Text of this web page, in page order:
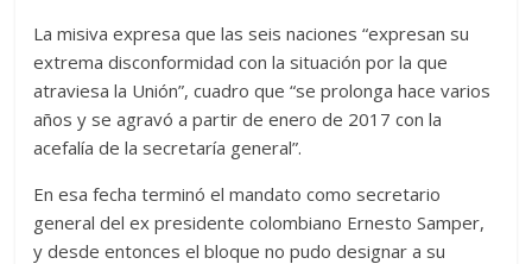
La misiva expresa que las seis naciones “expresan su
extrema disconformidad con la situación por la que
atraviesa la Unión”, cuadro que “se prolonga hace varios
años y se agravó a partir de enero de 2017 con la
acefalía de la secretaría general”.
En esa fecha terminó el mandato como secretario
general del ex presidente colombiano Ernesto Samper,
y desde entonces el bloque no pudo designar a su